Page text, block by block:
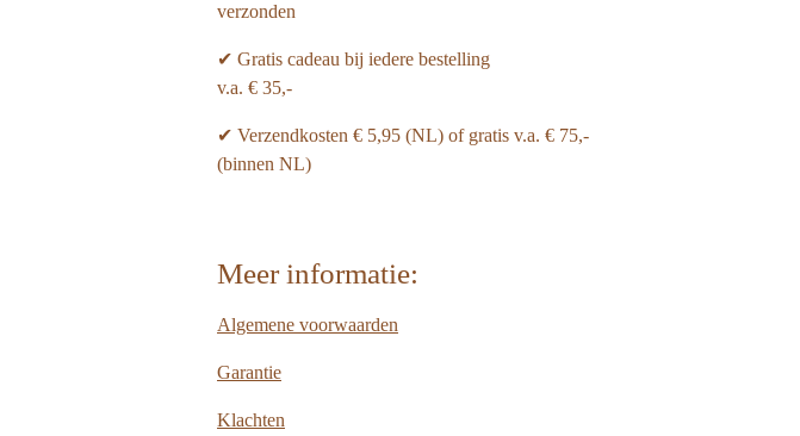
verzonden
✔ Gratis cadeau bij iedere bestelling
v.a. € 35,-
✔ Verzendkosten € 5,95 (NL) of gratis v.a. € 75,-
(binnen NL)
Meer informatie:
Algemene voorwaarden
Garantie
Klachten